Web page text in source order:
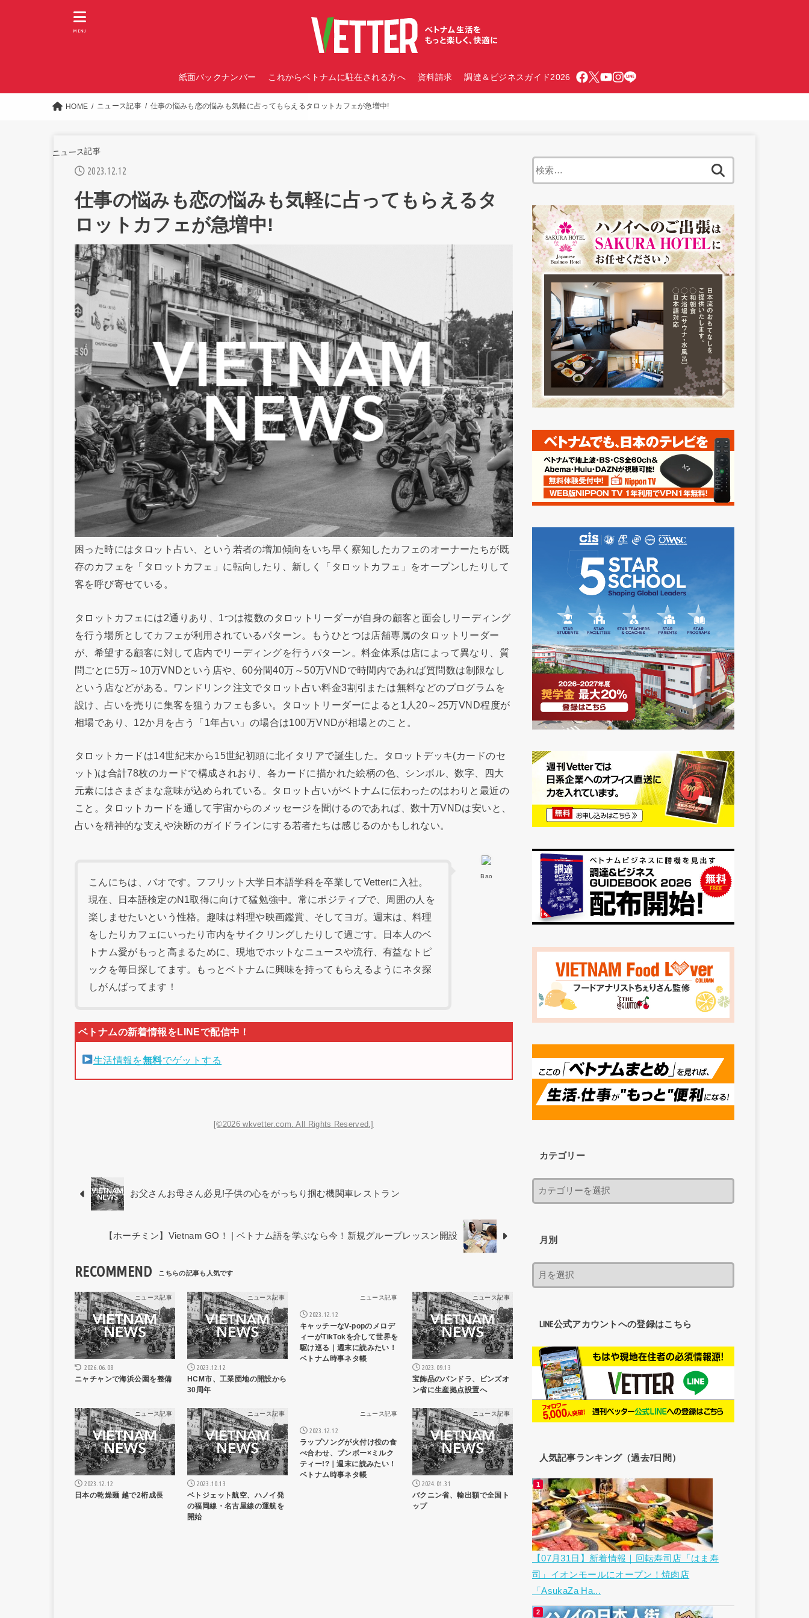
紙面バックナンバー これからベトナムに駐在される方へ 資料請求 調達＆ビジネスガイド2026
MENU
HOME ニュース記事 仕事の悩みも恋の悩みも気軽に占ってもらえるタロットカフェが急増中!
ニュース記事
2023.12.12
仕事の悩みも恋の悩みも気軽に占ってもらえるタ
ロットカフェが急増中!
困った時にはタロット占い、という若者の増加傾向をいち早く察知したカフェのオーナーたちが既
存のカフェを「タロットカフェ」に転向したり、新しく「タロットカフェ」をオープンしたりして
客を呼び寄せている。
タロットカフェには2通りあり、1つは複数のタロットリーダーが自身の顧客と面会しリーディング
を行う場所としてカフェが利用されているパターン。もうひとつは店舗専属のタロットリーダー
が、希望する顧客に対して店内でリーディングを行うパターン。料金体系は店によって異なり、質
問ごとに5万～10万VNDという店や、60分間40万～50万VNDで時間内であれば質問数は制限なし
という店などがある。ワンドリンク注文でタロット占い料金3割引または無料などのプログラムを
設け、占いを売りに集客を狙うカフェも多い。タロットリーダーによると1人20～25万VND程度が
相場であり、12か月を占う「1年占い」の場合は100万VNDが相場とのこと。
タロットカードは14世紀末から15世紀初頭に北イタリアで誕生した。タロットデッキ(カードのセ
ット)は合計78枚のカードで構成されおり、各カードに描かれた絵柄の色、シンボル、数字、四大
元素にはさまざまな意味が込められている。タロット占いがベトナムに伝わったのはわりと最近の
こと。タロットカードを通して宇宙からのメッセージを聞けるのであれば、数十万VNDは安いと、
占いを精神的な支えや決断のガイドラインにする若者たちは感じるのかもしれない。
Bao
こんにちは、バオです。フフリット大学日本語学科を卒業してVetterに入社。
現在、日本語検定のN1取得に向けて猛勉強中。常にポジティブで、周囲の人を
楽しませたいという性格。趣味は料理や映画鑑賞、そしてヨガ。週末は、料理
をしたりカフェにいったり市内をサイクリングしたりして過ごす。日本人のベ
トナム愛がもっと高まるために、現地でホットなニュースや流行、有益なトピ
ックを毎日探してます。もっとベトナムに興味を持ってもらえるようにネタ探
しがんばってます！
生活情報を無料でゲットする
[©2026 wkvetter.com. All Rights Reserved.]
お父さんお母さん必見!子供の心をがっちり掴む機関車レストラン
【ホーチミン】Vietnam GO！ | ベトナム語を学ぶなら今！新規グループレッスン開設
RECOMMEND
ニュース記事
2026.06.08
ニャチャンで海浜公園を整備
ニュース記事
2023.12.12
HCM市、工業団地の開設から
30周年
ニュース記事
2023.12.12
キャッチーなV-popのメロデ
ィーがTikTokを介して世界を
駆け巡る｜週末に読みたい！
ベトナム時事ネタ帳
ニュース記事
2023.09.13
宝飾品のパンドラ、ビンズオ
ン省に生産拠点設置へ
ニュース記事
2023.12.12
日本の乾燥麺 越で2桁成長
ニュース記事
2023.10.13
ベトジェット航空、ハノイ発
の福岡線・名古屋線の運航を
開始
ニュース記事
2023.12.12
ラップソングが火付け役の食
べ合わせ、ブンボー×ミルク
ティー!?｜週末に読みたい！
ベトナム時事ネタ帳
ニュース記事
2024.01.31
バクニン省、輸出額で全国ト
ップ
カテゴリー
月別
LINE公式アカウントへの登録はこちら
人気記事ランキング（過去7日間）
【07月31日】新着情報｜回転寿司店「はま寿
司」イオンモールにオープン！焼肉店
「AsukaZa Ha...